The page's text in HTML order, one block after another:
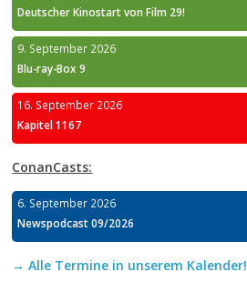
Deutscher Kinostart von Film 29!
9. September 2026
Blu-ray-Box 9
16. September 2026
Kapitel 1167
ConanCasts:
6. September 2026
Newspodcast 09/2026
→ Alle Termine in unserem Kalender!